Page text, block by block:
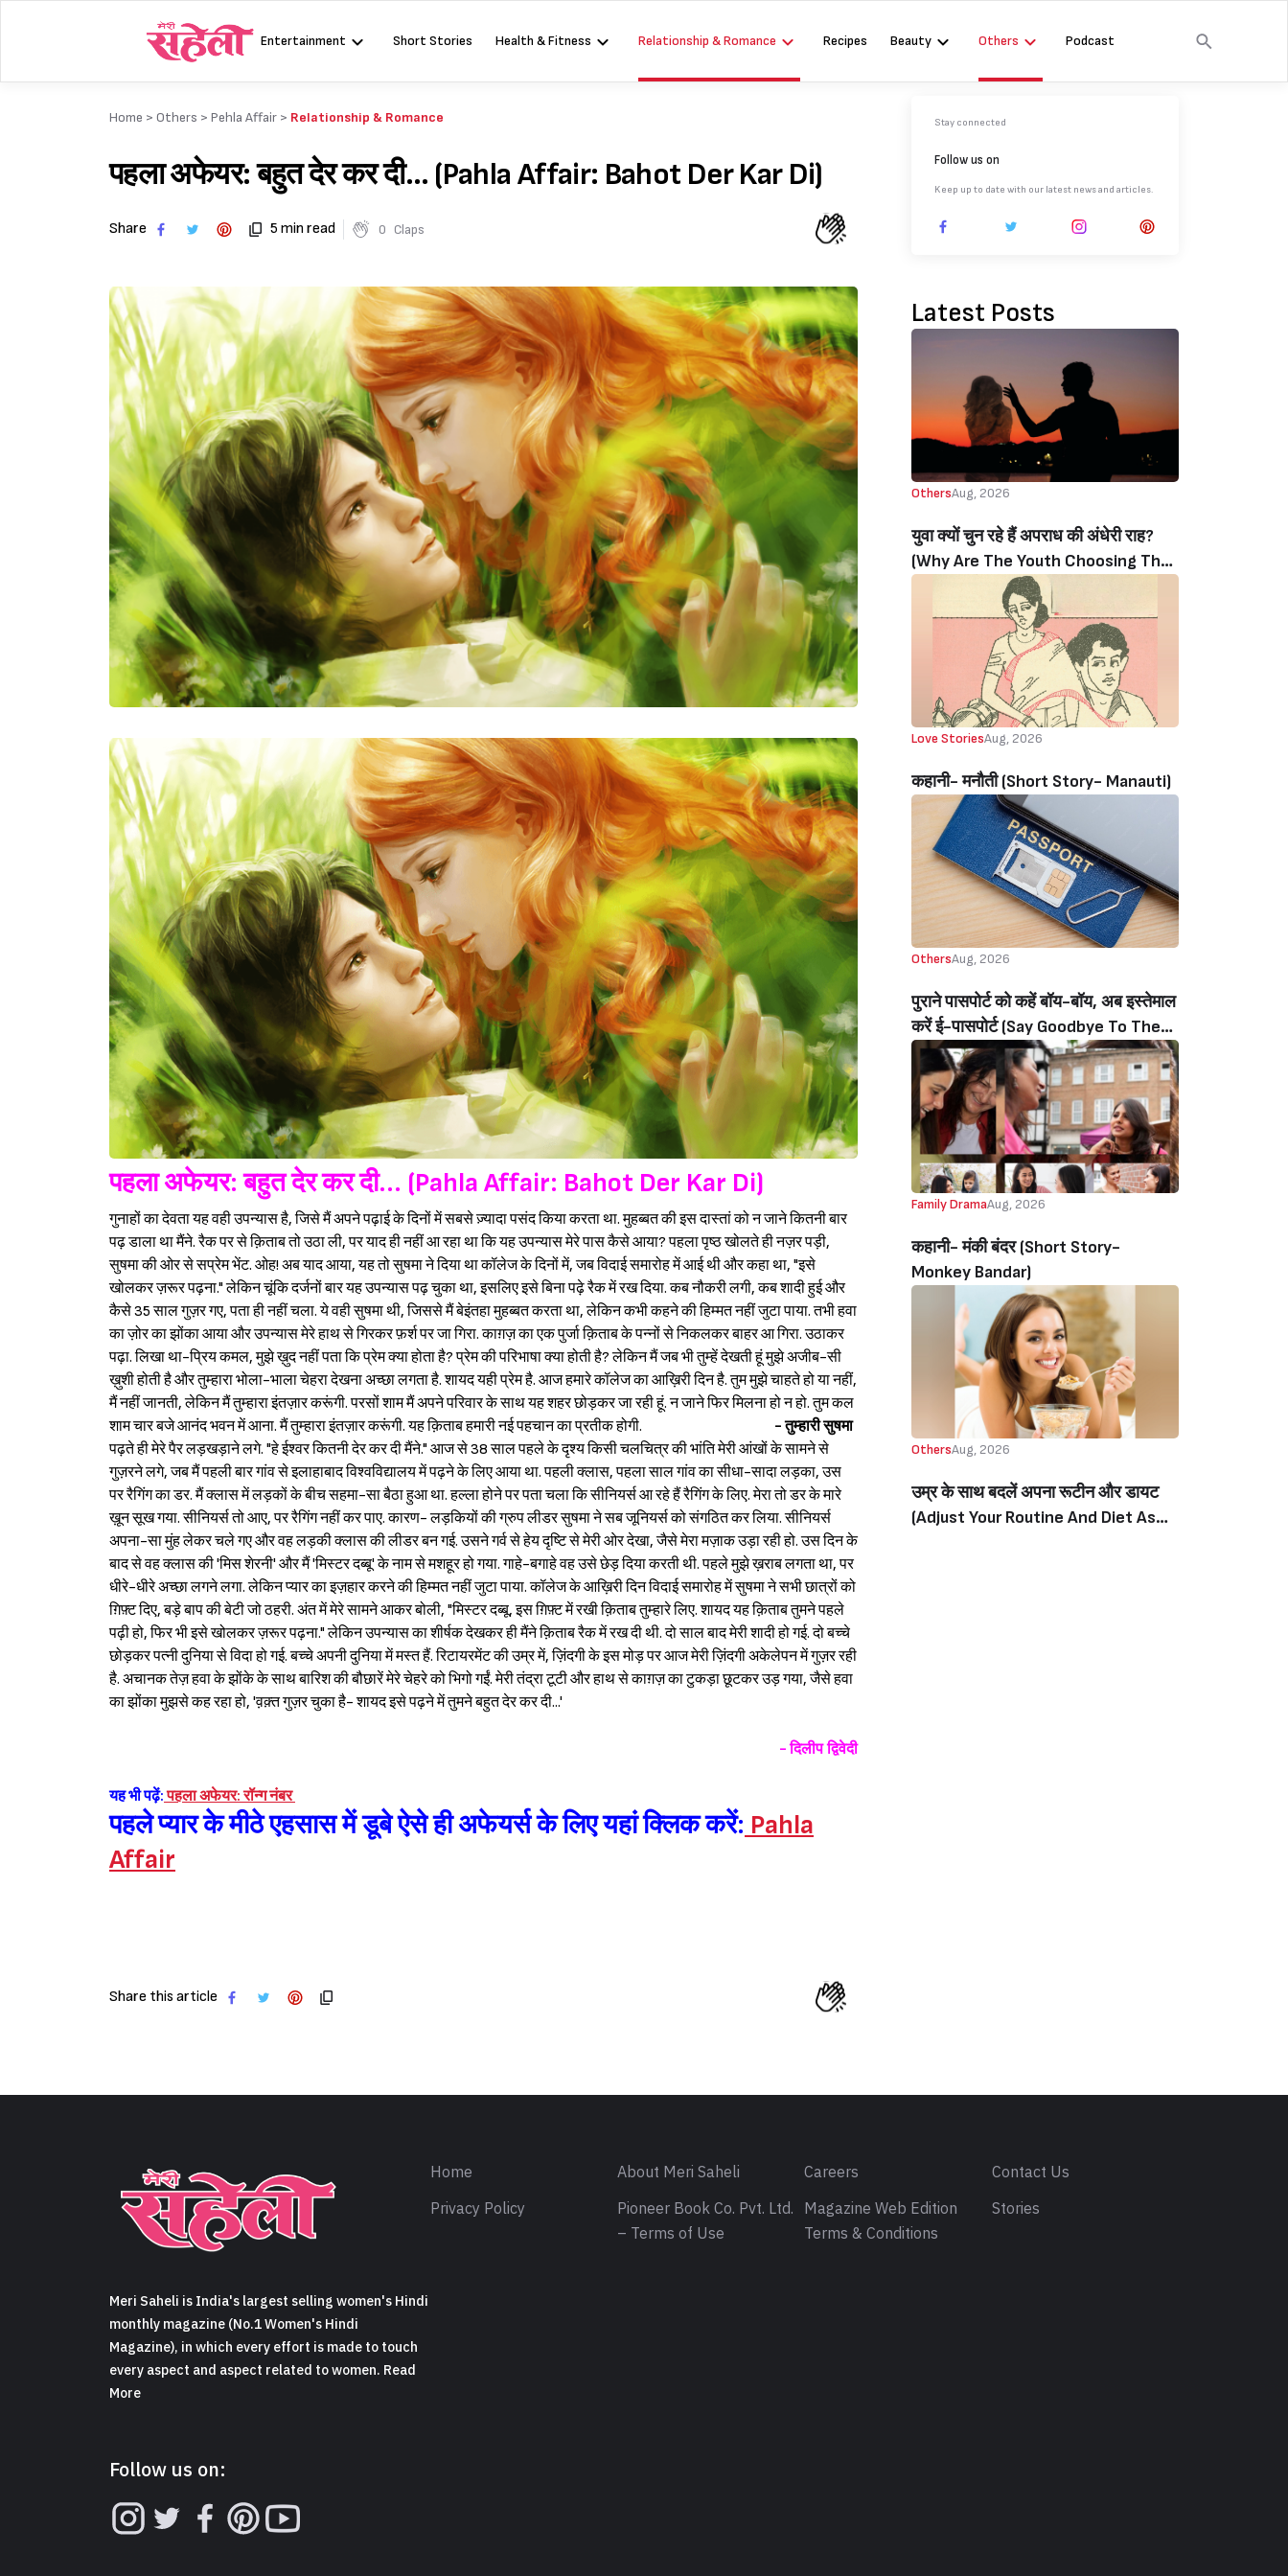
Sign in
Entertainment Short Stories Health & Fitness Relationship & Romance Recipes Beauty Others Podcast
Home > Others > Pehla Affair > Relationship & Romance
पहला अफेयर: बहुत देर कर दी… (Pahla Affair: Bahot Der Kar Di)
Share 5 min read 0 Claps
पहला अफेयर: बहुत देर कर दी... (Pahla Affair: Bahot Der Kar Di)
गुनाहों का देवता यह वही उपन्यास है, जिसे मैं अपने पढ़ाई के दिनों में सबसे ज़्यादा पसंद किया करता था. मुहब्बत की इस दास्तां को न जाने कितनी बार
पढ़ डाला था मैंने. रैक पर से क़िताब तो उठा ली, पर याद ही नहीं आ रहा था कि यह उपन्यास मेरे पास कैसे आया? पहला पृष्ठ खोलते ही नज़र पड़ी,
सुषमा की ओर से सप्रेम भेंट. ओह! अब याद आया, यह तो सुषमा ने दिया था कॉलेज के दिनों में, जब विदाई समारोह में आई थी और कहा था, "इसे
खोलकर ज़रूर पढ़ना." लेकिन चूंकि दर्जनों बार यह उपन्यास पढ़ चुका था, इसलिए इसे बिना पढ़े रैक में रख दिया. कब नौकरी लगी, कब शादी हुई और
कैसे 35 साल गुज़र गए, पता ही नहीं चला. ये वही सुषमा थी, जिससे मैं बेइंतहा मुहब्बत करता था, लेकिन कभी कहने की हिम्मत नहीं जुटा पाया. तभी हवा
का ज़ोर का झोंका आया और उपन्यास मेरे हाथ से गिरकर फ़र्श पर जा गिरा. काग़ज़ का एक पुर्जा क़िताब के पन्नों से निकलकर बाहर आ गिरा. उठाकर
पढ़ा. लिखा था-प्रिय कमल, मुझे ख़ुद नहीं पता कि प्रेम क्या होता है? प्रेम की परिभाषा क्या होती है? लेकिन मैं जब भी तुम्हें देखती हूं मुझे अजीब-सी
ख़ुशी होती है और तुम्हारा भोला-भाला चेहरा देखना अच्छा लगता है. शायद यही प्रेम है. आज हमारे कॉलेज का आख़िरी दिन है. तुम मुझे चाहते हो या नहीं,
मैं नहीं जानती, लेकिन मैं तुम्हारा इंतज़ार करूंगी. परसों शाम मैं अपने परिवार के साथ यह शहर छोड़कर जा रही हूं. न जाने फिर मिलना हो न हो. तुम कल
शाम चार बजे आनंद भवन में आना. मैं तुम्हारा इंतज़ार करूंगी. यह क़िताब हमारी नई पहचान का प्रतीक होगी.
- तुम्हारी सुषमा
पढ़ते ही मेरे पैर लड़खड़ाने लगे. "हे ईश्‍वर कितनी देर कर दी मैंने." आज से 38 साल पहले के दृश्य किसी चलचित्र की भांति मेरी आंखों के सामने से
गुज़रने लगे, जब मैं पहली बार गांव से इलाहाबाद विश्‍वविद्यालय में पढ़ने के लिए आया था. पहली क्लास, पहला साल गांव का सीधा-सादा लड़का, उस
पर रैगिंग का डर. मैं क्लास में लड़कों के बीच सहमा-सा बैठा हुआ था. हल्ला होने पर पता चला कि सीनियर्स आ रहे हैं रैगिंग के लिए. मेरा तो डर के मारे
ख़ून सूख गया. सीनियर्स तो आए, पर रैगिंग नहीं कर पाए. कारण- लड़कियों की ग्रुप लीडर सुषमा ने सब जूनियर्स को संगठित कर लिया. सीनियर्स
अपना-सा मुंह लेकर चले गए और वह लड़की क्लास की लीडर बन गई. उसने गर्व से हेय दृष्टि से मेरी ओर देखा, जैसे मेरा मज़ाक उड़ा रही हो. उस दिन के
बाद से वह क्लास की 'मिस शेरनी' और मैं 'मिस्टर दब्बू' के नाम से मशहूर हो गया. गाहे-बगाहे वह उसे छेड़ दिया करती थी. पहले मुझे ख़राब लगता था, पर
धीरे-धीरे अच्छा लगने लगा. लेकिन प्यार का इज़हार करने की हिम्मत नहीं जुटा पाया. कॉलेज के आख़िरी दिन विदाई समारोह में सुषमा ने सभी छात्रों को
ग़िफ़्ट दिए, बड़े बाप की बेटी जो ठहरी. अंत में मेरे सामने आकर बोली, "मिस्टर दब्बू, इस ग़िफ़्ट में रखी क़िताब तुम्हारे लिए. शायद यह क़िताब तुमने पहले
पढ़ी हो, फिर भी इसे खोलकर ज़रूर पढ़ना." लेकिन उपन्यास का शीर्षक देखकर ही मैंने क़िताब रैक में रख दी थी. दो साल बाद मेरी शादी हो गई. दो बच्चे
छोड़कर पत्नी दुनिया से विदा हो गई. बच्चे अपनी दुनिया में मस्त हैं. रिटायरमेंट की उम्र में, ज़िंदगी के इस मोड़ पर आज मेरी ज़िंदगी अकेलेपन में गुज़र रही
है. अचानक तेज़ हवा के झोंके के साथ बारिश की बौछारें मेरे चेहरे को भिगो गईं. मेरी तंद्रा टूटी और हाथ से काग़ज़ का टुकड़ा छूटकर उड़ गया, जैसे हवा
का झोंका मुझसे कह रहा हो, 'व़क़्त गुज़र चुका है- शायद इसे पढ़ने में तुमने बहुत देर कर दी...'
- दिलीप द्विवेदी
यह भी पढ़ें:पहला अफेयर: रॉन्ग नंबर
पहले प्यार के मीठे एहसास में डूबे ऐसे ही अफेयर्स के लिए यहां क्लिक करें: Pahla
Affair
Share this article
Stay connected
Follow us on
Keep up to date with our latest news and articles.
Latest Posts
OthersAug, 2026
युवा क्यों चुन रहे हैं अपराध की अंधेरी राह?
(Why Are The Youth Choosing The
Dark Path Of Crime?)
Love StoriesAug, 2026
कहानी- मनौती (Short Story- Manauti)
OthersAug, 2026
पुराने पासपोर्ट को कहें बॉय-बॉय, अब इस्तेमाल
करें ई-पासपोर्ट (Say Goodbye To The
Old Passport, Now Use The E-
Passport)
Family DramaAug, 2026
कहानी- मंकी बंदर‌ (Short Story-
Monkey Bandar)
OthersAug, 2026
उम्र के साथ बदलें अपना रूटीन और डायट
(Adjust Your Routine And Diet As
Meri Saheli is India's largest selling women's Hindi
monthly magazine (No.1 Women's Hindi
Magazine), in which every effort is made to touch
every aspect and aspect related to women. Read
More
Follow us on:
Home About Meri Saheli Careers
Contact Us
Privacy Policy
Pioneer Book Co. Pvt. Ltd.
– Terms of Use
Magazine Web Edition
Terms & Conditions
Stories